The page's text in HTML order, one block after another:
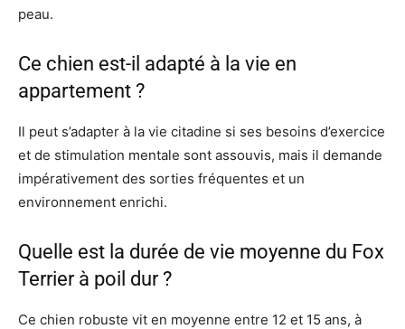
peau.
Ce chien est-il adapté à la vie en
appartement ?
Il peut s’adapter à la vie citadine si ses besoins d’exercice
et de stimulation mentale sont assouvis, mais il demande
impérativement des sorties fréquentes et un
environnement enrichi.
Quelle est la durée de vie moyenne du Fox
Terrier à poil dur ?
Ce chien robuste vit en moyenne entre 12 et 15 ans, à